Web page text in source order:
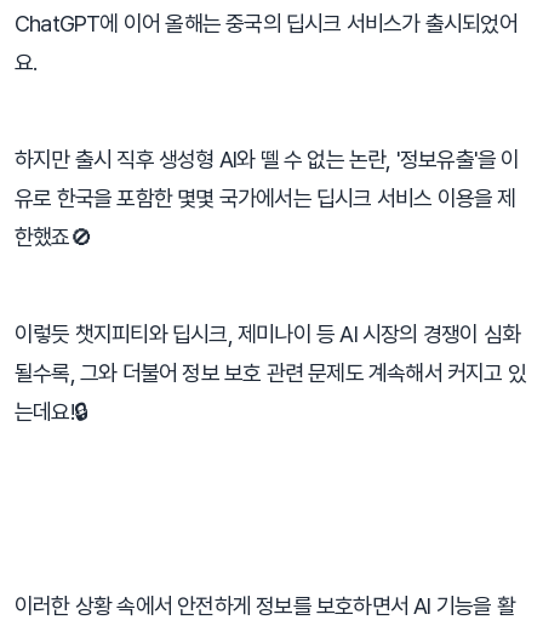
ChatGPT에 이어 올해는 중국의 딥시크 서비스가 출시되었어
요.
하지만 출시 직후 생성형 AI와 뗄 수 없는 논란, '정보유출'을 이
유로 한국을 포함한 몇몇 국가에서는 딥시크 서비스 이용을 제
한했죠🚫
이렇듯 챗지피티와 딥시크, 제미나이 등 AI 시장의 경쟁이 심화
될수록, 그와 더불어 정보 보호 관련 문제도 계속해서 커지고 있
는데요!🔒
이러한 상황 속에서 안전하게 정보를 보호하면서 AI 기능을 활